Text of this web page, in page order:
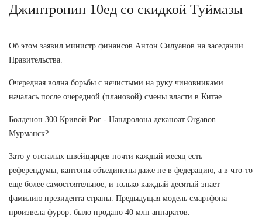
Джинтропин 10ед со скидкой Туймазы
Об этом заявил министр финансов Антон Силуанов на заседании
Правительства.
Очередная волна борьбы с нечистыми на руку чиновниками
началась после очередной (плановой) смены власти в Китае.
Болденон 300 Кривой Рог - Нандролона деканоат Organon
Мурманск?
Зато у отсталых швейцарцев почти каждый месяц есть
референдумы, кантоны объединены даже не в федерацию, а в что-то
еще более самостоятельное, и только каждый десятый знает
фамилию президента страны. Предыдущая модель смартфона
произвела фурор: было продано 40 млн аппаратов.